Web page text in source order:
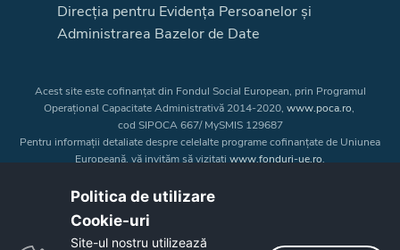
Direcția pentru Evidența Persoanelor și
Administrarea Bazelor de Date
Acest site este cofinanțat din Fondul Social European, prin Programul
Operațional Capacitate Administrativă 2014-2020, www.poca.ro,
cod SIPOCA 667/ MySMIS 129687
Pentru informații detaliate despre celelalte programe cofinanțate de Uniunea
Europeană, vă invităm să vizitați www.fonduri-ue.ro.
a Uniunii Europene. Întreaga responsabilitate asupra
Politica de utilizare
Cookie-uri‎
Site-ul nostru utilizează